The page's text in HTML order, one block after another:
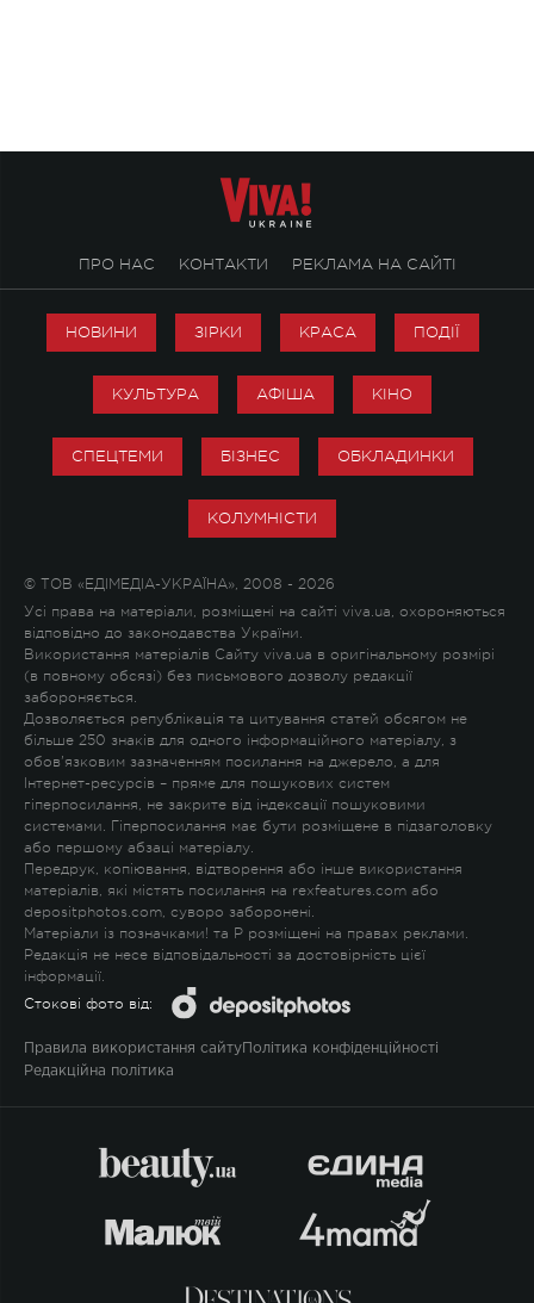
ПРО НАС КОНТАКТИ РЕКЛАМА НА САЙТІ
НОВИНИ ЗІРКИ КРАСА ПОДІЇ
КУЛЬТУРА АФІША КІНО
СПЕЦТЕМИ БІЗНЕС ОБКЛАДИНКИ
КОЛУМНІСТИ
© ТОВ «ЕДІМЕДІА-УКРАЇНА», 2008 - 2026
Усі права на матеріали, розміщені на сайті viva.ua, охороняються
відповідно до законодавства України.
Використання матеріалів Сайту viva.ua в оригінальному розмірі
(в повному обсязі) без письмового дозволу редакції
забороняється.
Дозволяється републікація та цитування статей обсягом не
більше 250 знаків для одного інформаційного матеріалу, з
обов'язковим зазначенням посилання на джерело, а для
Інтернет-ресурсів – пряме для пошукових систем
гіперпосилання, не закрите від індексації пошуковими
системами. Гіперпосилання має бути розміщене в підзаголовку
або першому абзаці матеріалу.
Передрук, копіювання, відтворення або інше використання
матеріалів, які містять посилання на rexfeatures.com або
depositphotos.com, суворо заборонені.
Матеріали із позначками! та P розміщені на правах реклами.
Редакція не несе відповідальності за достовірність цієї
інформації.
Стокові фото від:
Правила використання сайту Політика конфіденційності
Редакційна політика